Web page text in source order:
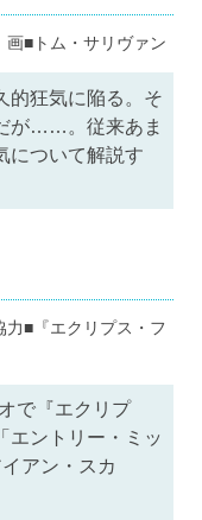
■トム・サリヴァン
的狂気に陥る。そ
が……。従来あま
について解説す
■『エクリプス・フ
で『エクリプ
エントリー・ミッ
アン・スカ